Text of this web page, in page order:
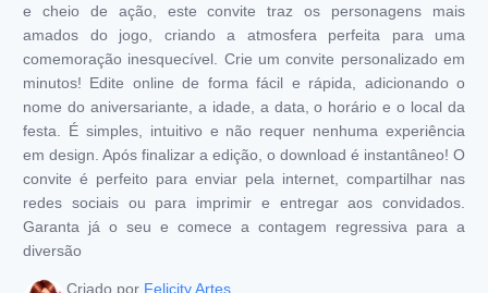
e cheio de ação, este convite traz os personagens mais
amados do jogo, criando a atmosfera perfeita para uma
comemoração inesquecível. Crie um convite personalizado em
minutos! Edite online de forma fácil e rápida, adicionando o
nome do aniversariante, a idade, a data, o horário e o local da
festa. É simples, intuitivo e não requer nenhuma experiência
em design. Após finalizar a edição, o download é instantâneo! O
convite é perfeito para enviar pela internet, compartilhar nas
redes sociais ou para imprimir e entregar aos convidados.
Garanta já o seu e comece a contagem regressiva para a
diversão
Criado por Felicity Artes